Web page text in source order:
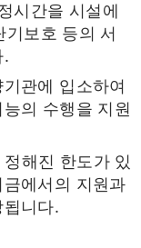
시간을 시설에
기보호 등의 서
.
관에 입소하여
의 수행을 지원
해진 한도가 있
에서의 지원과
니다.